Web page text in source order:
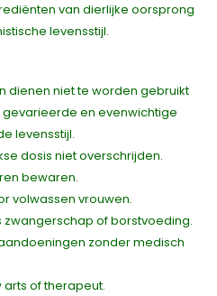
van dierlijke oorsprong
levensstijl.
dienen niet te worden gebruikt
en evenwichtige
levensstijl.
dosis niet overschrijden.
bewaren.
volwassen vrouwen.
zwangerschap of borstvoeding.
zonder medisch
of therapeut.